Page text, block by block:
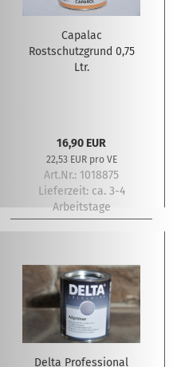
Capalac
Rostschutzgrund 0,75
Ltr.
16,90 EUR
22,53 EUR pro VE
Art.Nr.: 1018875
Lieferzeit: ca. 3-4
Arbeitstage
Delta Professional